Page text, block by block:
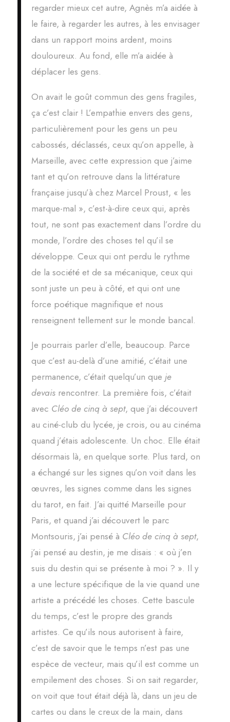
regarder mieux cet autre, Agnès m’a aidée à
le faire, à regarder les autres, à les envisager
dans un rapport moins ardent, moins
douloureux. Au fond, elle m’a aidée à
déplacer les gens.
On avait le goût commun des gens fragiles,
ça c’est clair ! L’empathie envers des gens,
particulièrement pour les gens un peu
cabossés, déclassés, ceux qu’on appelle, à
Marseille, avec cette expression que j’aime
tant et qu’on retrouve dans la littérature
française jusqu’à chez Marcel Proust, « les
marque-mal », c’est-à-dire ceux qui, après
tout, ne sont pas exactement dans l’ordre du
monde, l’ordre des choses tel qu’il se
développe. Ceux qui ont perdu le rythme
de la société et de sa mécanique, ceux qui
sont juste un peu à côté, et qui ont une
force poétique magnifique et nous
renseignent tellement sur le monde bancal.
Je pourrais parler d’elle, beaucoup. Parce
que c’est au-delà d’une amitié, c’était une
permanence, c’était quelqu’un que je
devaisrencontrer. La première fois, c’était
avec Cléo de cinq à sept, que j’ai découvert
au ciné-club du lycée, je crois, ou au cinéma
quand j’étais adolescente. Un choc. Elle était
désormais là, en quelque sorte. Plus tard, on
a échangé sur les signes qu’on voit dans les
œuvres, les signes comme dans les signes
du tarot, en fait. J’ai quitté Marseille pour
Paris, et quand j’ai découvert le parc
Montsouris, j’ai pensé à Cléo de cinq à sept,
j’ai pensé au destin, je me disais : « où j’en
suis du destin qui se présente à moi ? ». Il y
a une lecture spécifique de la vie quand une
artiste a précédé les choses. Cette bascule
du temps, c’est le propre des grands
artistes. Ce qu’ils nous autorisent à faire,
c’est de savoir que le temps n’est pas une
espèce de vecteur, mais qu’il est comme un
empilement des choses. Si on sait regarder,
on voit que tout était déjà là, dans un jeu de
cartes ou dans le creux de la main, dans